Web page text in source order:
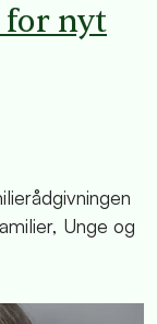
for nyt
Unge og